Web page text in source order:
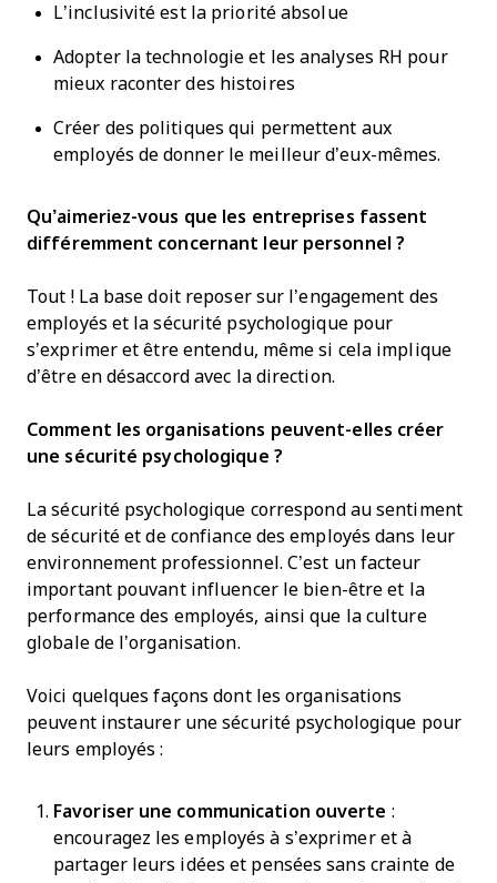
L’inclusivité est la priorité absolue
Adopter la technologie et les analyses RH pour
mieux raconter des histoires
Créer des politiques qui permettent aux
employés de donner le meilleur d’eux-mêmes.
Qu’aimeriez-vous que les entreprises fassent
différemment concernant leur personnel ?
Tout ! La base doit reposer sur l’engagement des
employés et la sécurité psychologique pour
s’exprimer et être entendu, même si cela implique
d’être en désaccord avec la direction.
Comment les organisations peuvent-elles créer
une sécurité psychologique ?
La sécurité psychologique correspond au sentiment
de sécurité et de confiance des employés dans leur
environnement professionnel. C’est un facteur
important pouvant influencer le bien-être et la
performance des employés, ainsi que la culture
globale de l’organisation.
Voici quelques façons dont les organisations
peuvent instaurer une sécurité psychologique pour
leurs employés :
Favoriser une communication ouverte :
encouragez les employés à s’exprimer et à
partager leurs idées et pensées sans crainte de